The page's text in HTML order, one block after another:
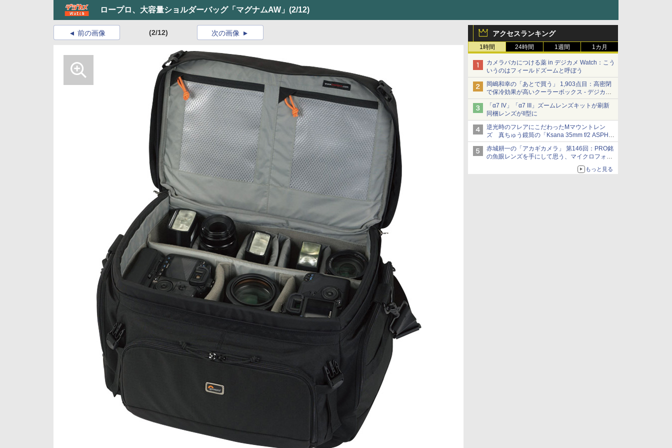
ロープロ、大容量ショルダーバッグ「マグナムAW」 (2/12)
アクセスランキング
1時間 24時間 1週間 1カ月
カメラバカにつける薬 in デジカメ Watch：こう
いうのはフィールドズームと呼ぼう
岡嶋和幸の「あとで買う」 1,903点目：高密閉
で保冷効果が高いクーラーボックス - デジカメ
Watch
「α7 IV」「α7 III」ズームレンズキットが刷新
同梱レンズがII型に
逆光時のフレアにこだわったMマウントレン
ズ 真ちゅう鏡筒の「Ksana 35mm f/2 ASPH.
シルバークローム」
赤城耕一の「アカギカメラ」 第146回：PRO銘
の魚眼レンズを手にして思う、マイクロフォー
もっと見る
前の画像 (2/12) 次の画像